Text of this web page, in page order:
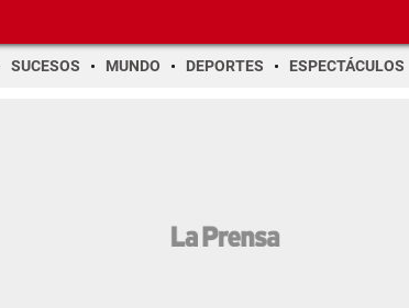
SUCESOS MUNDO DEPORTES ESPECTÁCULOS